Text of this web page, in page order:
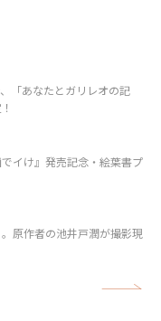
「あなたとガリレオの記
イけ』発売記念・絵葉書プ
原作者の池井戸潤が撮影現